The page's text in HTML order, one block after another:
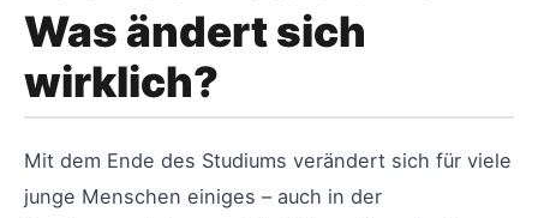
Was ändert sich
wirklich?
Mit dem Ende des Studiums verändert sich für viele
junge Menschen einiges – auch in der